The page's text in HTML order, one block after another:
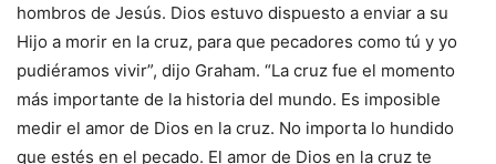
hombros de Jesús. Dios estuvo dispuesto a enviar a su
Hijo a morir en la cruz, para que pecadores como tú y yo
pudiéramos vivir”, dijo Graham. “La cruz fue el momento
más importante de la historia del mundo. Es imposible
medir el amor de Dios en la cruz. No importa lo hundido
que estés en el pecado. El amor de Dios en la cruz te